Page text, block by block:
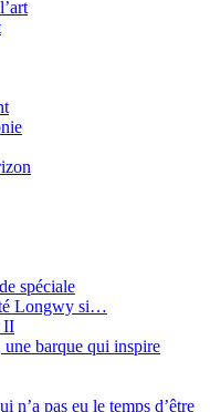
spéciale
Longwy si…
II
barque qui inspire
n’a pas eu le temps d’être